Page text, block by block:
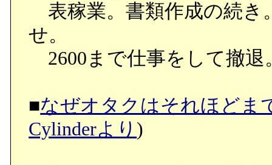
表稼業。書類作成の続き
せ。
2600まで仕事をして撤
■なぜオタクはそれほどま
Cylinderより )